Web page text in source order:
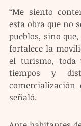
“Me siento
esta obra que no
pueblos, sino
fortalece la
el turismo, toda
tiempos y
comercialización
señaló.